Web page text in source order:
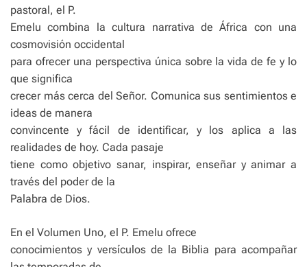
pastoral, el P.
Emelu combina la cultura narrativa de África con una
cosmovisión occidental
para ofrecer una perspectiva única sobre la vida de fe y lo
que significa
crecer más cerca del Señor. Comunica sus sentimientos e
ideas de manera
convincente y fácil de identificar, y los aplica a las
realidades de hoy. Cada pasaje
tiene como objetivo sanar, inspirar, enseñar y animar a
través del poder de la
Palabra de Dios.
En el Volumen Uno, el P. Emelu ofrece
conocimientos y versículos de la Biblia para acompañar